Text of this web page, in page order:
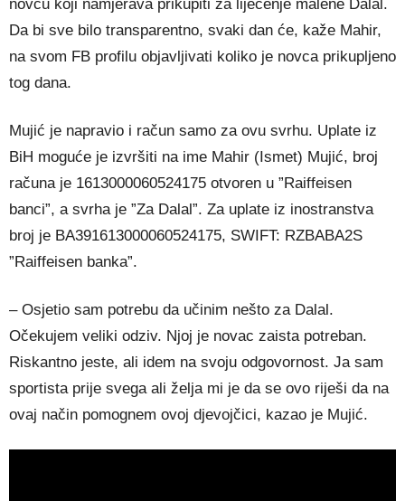
novcu koji namjerava prikupiti za liječenje malene Dalal.
Da bi sve bilo transparentno, svaki dan će, kaže Mahir,
na svom FB profilu objavljivati koliko je novca prikupljeno
tog dana.
Mujić je napravio i račun samo za ovu svrhu. Uplate iz
BiH moguće je izvršiti na ime Mahir (Ismet) Mujić, broj
računa je 1613000060524175 otvoren u ”Raiffeisen
banci”, a svrha je ”Za Dalal”. Za uplate iz inostranstva
broj je BA391613000060524175, SWIFT: RZBABA2S
”Raiffeisen banka”.
– Osjetio sam potrebu da učinim nešto za Dalal.
Očekujem veliki odziv. Njoj je novac zaista potreban.
Riskantno jeste, ali idem na svoju odgovornost. Ja sam
sportista prije svega ali želja mi je da se ovo riješi da na
ovaj način pomognem ovoj djevojčici, kazao je Mujić.